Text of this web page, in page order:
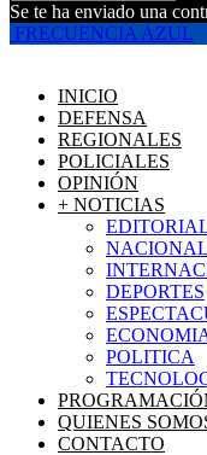
Se te ha enviado una
FRECUENCIA AZUL
INICIO
DEFENSA
REGIONALES
POLICIALES
OPINIÓN
+ NOTICIAS
DEPORTES
POLITICA
QUIENES
CONTACTO